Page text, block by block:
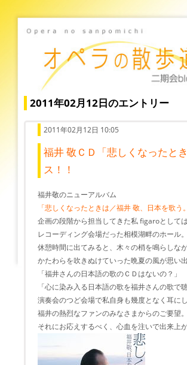
2011年02月12日のエントリー
2011年02月12日 10:05
福井 敬ＣＤ「悲しくなったと
ス！！
福井敬のニューアルバム
「悲しくなったときは／福井 敬、日本を歌う
企画の段階から担当してきた私 figaroとして
レコーディング会場だった相模湖畔のホール。
休憩時間に出てみると、木々の梢を鳴らしな
かたわらを吹きぬけていった晩夏の風が思い出
「福井さんの日本語の歌のＣＤはないの？」
「心に染み入る日本語の歌を福井さんの歌で
演奏会のつど会場で私自身も幾度となく耳に
福井の熱烈なファンのみなさまからのご要望。
それにお応えするべく、心血を注いで出来上